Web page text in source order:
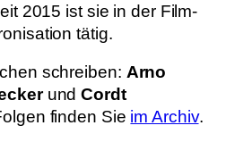
2015 ist sie in der Film-
tätig.
schreiben: Arno
undCordt
finden Sie im Archiv.